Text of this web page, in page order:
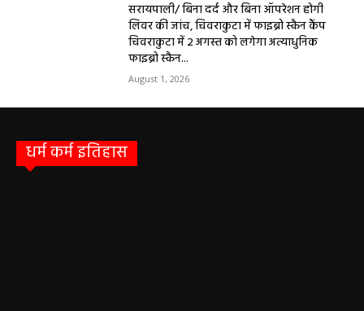
सरायपाली/ बिना दर्द और बिना ऑपरेशन होगी
लिवर की जांच, चिवराकुटा में फाइब्रो स्कैन कैंप
चिवराकुटा में 2 अगस्त को लगेगा अत्याधुनिक
फाइब्रो स्कैन...
August 1, 2026
धर्म कर्म इतिहास